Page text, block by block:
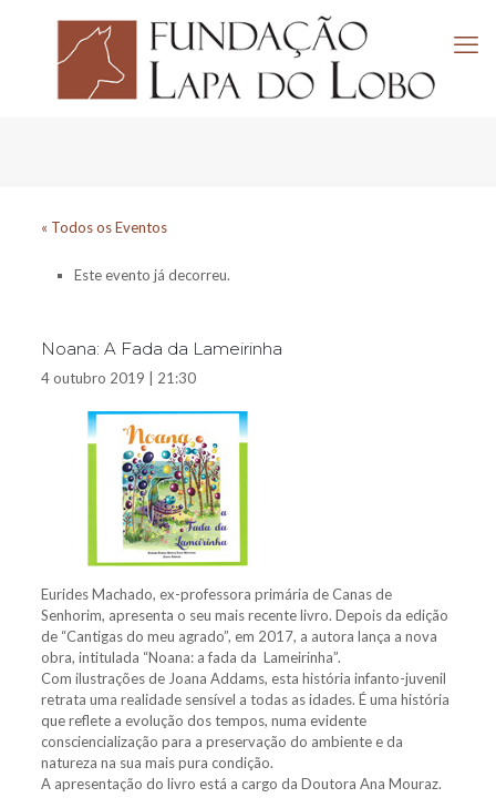
« Todos os Eventos
Este evento já decorreu.
Noana: A Fada da Lameirinha
4 outubro 2019 | 21:30
Eurides Machado, ex-professora primária de Canas de
Senhorim, apresenta o seu mais recente livro. Depois da edição
de “Cantigas do meu agrado”, em 2017, a autora lança a nova
obra, intitulada “Noana: a fada da Lameirinha”.
Com ilustrações de Joana Addams, esta história infanto-juvenil
retrata uma realidade sensível a todas as idades. É uma história
que reflete a evolução dos tempos, numa evidente
consciencialização para a preservação do ambiente e da
natureza na sua mais pura condição.
A apresentação do livro está a cargo da Doutora Ana Mouraz.